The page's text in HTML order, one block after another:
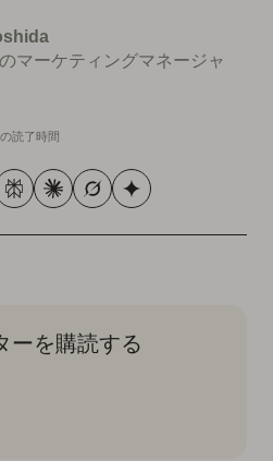
マーケティングマネージャ
読了時間
ーを購読する